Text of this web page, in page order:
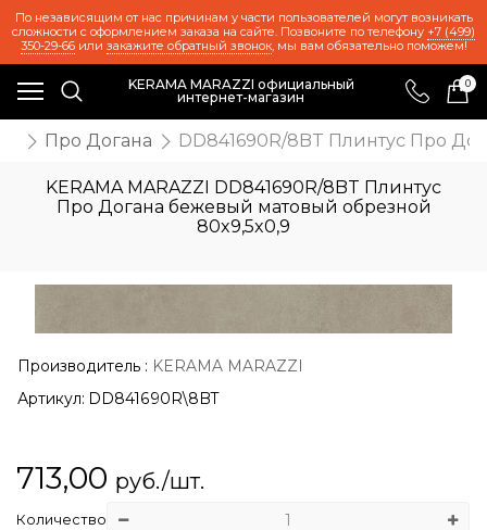
По независящим от нас причинам у части пользователей могут возникать
сложности с оформлением заказа на сайте. Позвоните по телефону +7 (499)
350-29-66или закажите обратный звонок, мы вам обязательно поможем!
KERAMA MARAZZI официальный
интернет-магазин
0
Про Догана DD841690R/8BT Плинтус Про
KERAMA MARAZZI DD841690R/8BT Плинтус
Про Догана бежевый матовый обрезной
80x9,5x0,9
Производитель : KERAMA MARAZZI
Артикул: DD841690R\8BT
713,00 руб./шт.
Количество